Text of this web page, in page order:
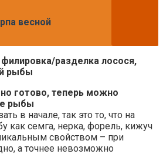
весной
разделка лосося,
рыбы
готово, теперь можно
рыбы
в начале, так это то, что на
как семга, нерка, форель, кижуч
свойством – при
а точнее невозможно